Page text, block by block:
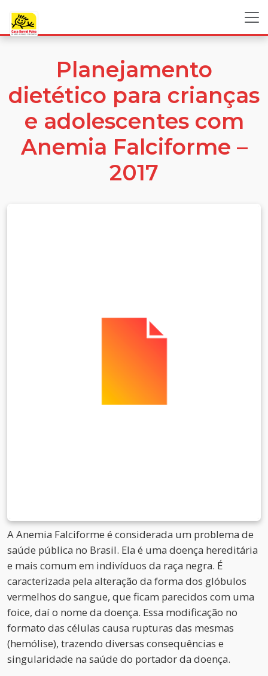
Planejamento
dietético para crianças
e adolescentes com
Anemia Falciforme –
2017
A Anemia Falciforme é considerada um problema de
saúde pública no Brasil. Ela é uma doença hereditária
e mais comum em indivíduos da raça negra. É
caracterizada pela alteração da forma dos glóbulos
vermelhos do sangue, que ficam parecidos com uma
foice, daí o nome da doença. Essa modificação no
formato das células causa rupturas das mesmas
(hemólise), trazendo diversas consequências e
singularidade na saúde do portador da doença.